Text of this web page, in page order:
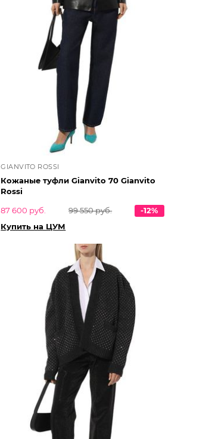
GIANVITO ROSSI
Кожаные туфли Gianvito 70 Gianvito
Rossi
87 600 руб.
99 550 руб.
-12%
Купить на ЦУМ